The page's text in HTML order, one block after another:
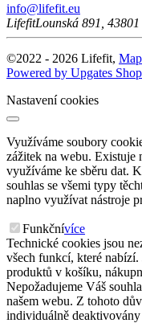
info@lifefit.eu
LifefitLounská 891 43801
©2022 - 2026 Lifefit,
Powered by Upgates
Nastavení cookies
Využíváme soubory
zážitek na webu. Existuje
využíváme ke sběru dat.
souhlas se všemi typy
naplno využívat nástroje
Funkčnívíce
Technické cookies jsou
všech funkcí, které
produktů v košíku,
Nepožadujeme Váš
našem webu. Z tohoto
individuálně